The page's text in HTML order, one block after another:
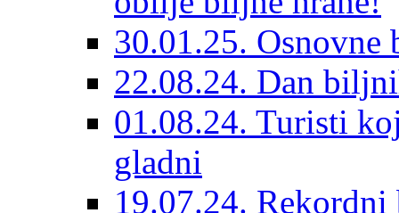
30.01.25. Osnovne
22.08.24. Dan
01.08.24. Turisti
gladni
19.07.24.